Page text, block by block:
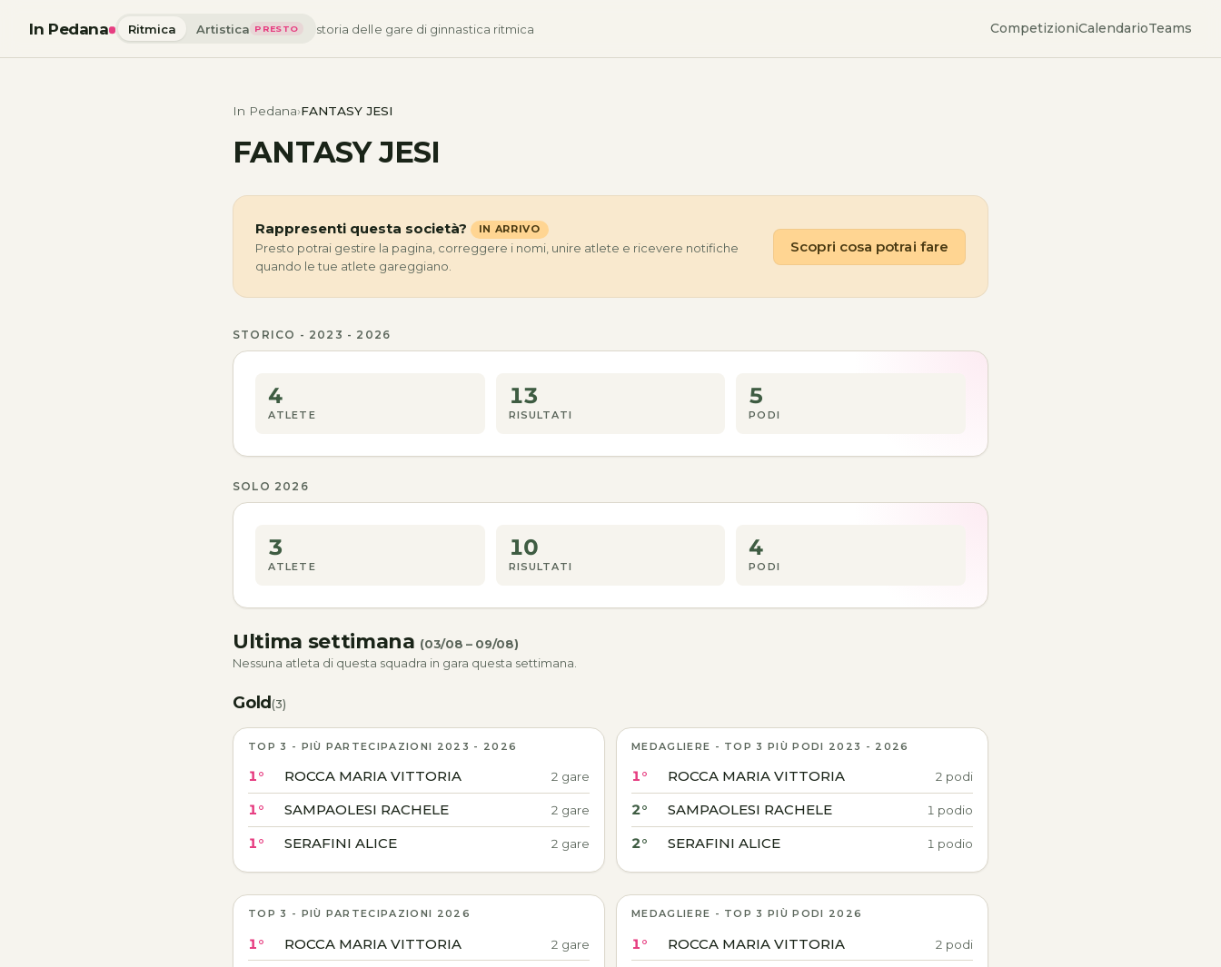
In Pedana Ritmica Artistica PRESTO storia delle gare di ginnastica ritmica CompetizioniCalendarioTeams
In Pedana FANTASY JESI
FANTASY JESI
Rappresenti questa società? IN ARRIVO
Presto potrai gestire la pagina, correggere i nomi, unire atlete e ricevere notifiche
quando le tue atlete gareggiano.
Scopri cosa potrai fare
STORICO - 2023 - 2026
4
ATLETE
13
RISULTATI
5
PODI
SOLO 2026
3
ATLETE
10
RISULTATI
4
PODI
Ultima settimana (03/08 – 09/08)
Nessuna atleta di questa squadra in gara questa settimana.
Gold(3)
TOP 3 - PIÙ PARTECIPAZIONI 2023 - 2026
1° ROCCA MARIA VITTORIA 2 gare
1° SAMPAOLESI RACHELE 2 gare
1° SERAFINI ALICE 2 gare
MEDAGLIERE - TOP 3 PIÙ PODI 2023 - 2026
1° ROCCA MARIA VITTORIA 2 podi
2° SAMPAOLESI RACHELE 1 podio
2° SERAFINI ALICE 1 podio
TOP 3 - PIÙ PARTECIPAZIONI 2026
1° ROCCA MARIA VITTORIA 2 gare
MEDAGLIERE - TOP 3 PIÙ PODI 2026
1° ROCCA MARIA VITTORIA 2 podi